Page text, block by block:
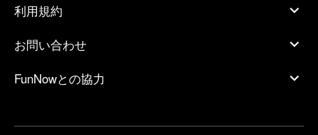
利用規約
お問い合わせ
FunNowとの協力